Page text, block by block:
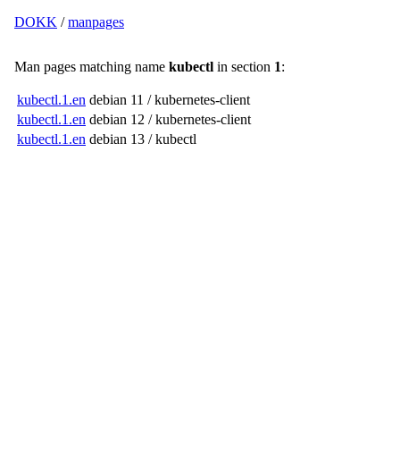
DOKK /manpages
Man pages matching name kubectl in section 1:
kubectl.1.en debian 11 / kubernetes-client
kubectl.1.en debian 12 / kubernetes-client
kubectl.1.en debian 13 / kubectl